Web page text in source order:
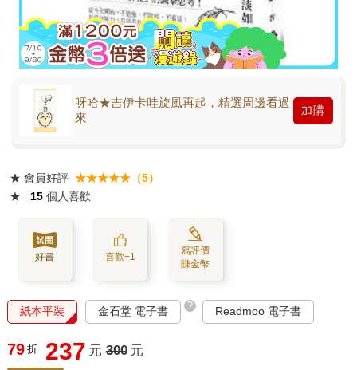
呀哈★吉伊卡哇旋風再起，精選周邊看過
來
加購
★ 會員好評 ★★★★★（5）
★
15 個人喜歡
好書 喜歡+1
寫評價
賺金幣
紙本平裝 金石堂 電子書 ? Readmoo 電子書
79 折 237 元 300 元